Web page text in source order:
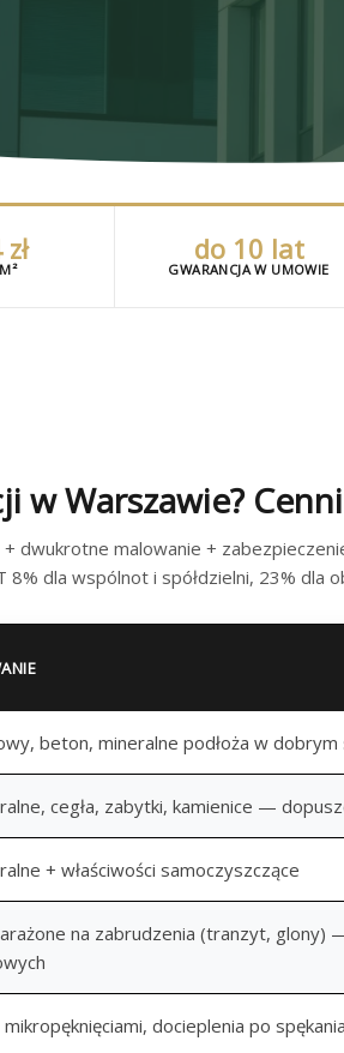
do 10 lat
GWARANCJA W UMOWIE
w Warszawie?
dwukrotne malowanie +
dla wspólnot i spółdzielni, 23% dla
beton, mineralne podłoża w dobrym
cegła, zabytki, kamienice —
+ właściwości samoczyszczące
na zabrudzenia (tranzyt,
mikropęknięciami, docieplenia po